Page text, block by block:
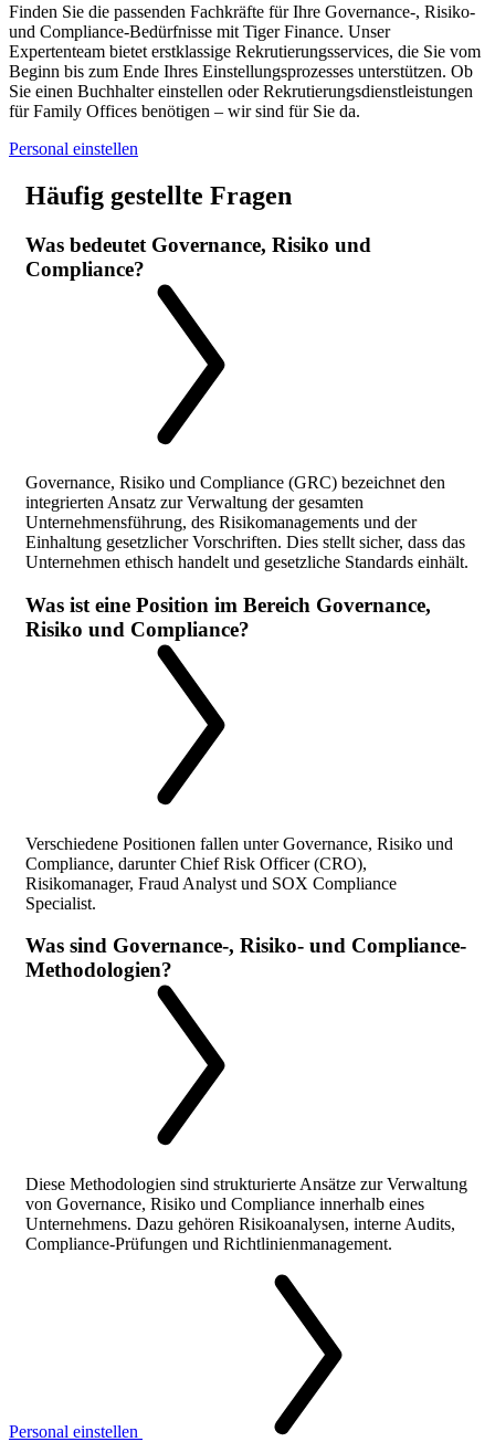
Finden Sie die passenden Fachkräfte für Ihre Governance-, Risiko-
und Compliance-Bedürfnisse mit Tiger Finance. Unser
Expertenteam bietet erstklassige Rekrutierungsservices, die Sie vom
Beginn bis zum Ende Ihres Einstellungsprozesses unterstützen. Ob
Sie einen Buchhalter einstellen oder Rekrutierungsdienstleistungen
für Family Offices benötigen – wir sind für Sie da.
Personal einstellen
Häufig gestellte Fragen
Was bedeutet Governance, Risiko und
Compliance?
Governance, Risiko und Compliance (GRC) bezeichnet den
integrierten Ansatz zur Verwaltung der gesamten
Unternehmensführung, des Risikomanagements und der
Einhaltung gesetzlicher Vorschriften. Dies stellt sicher, dass das
Unternehmen ethisch handelt und gesetzliche Standards einhält.
Was ist eine Position im Bereich Governance,
Risiko und Compliance?
Verschiedene Positionen fallen unter Governance, Risiko und
Compliance, darunter Chief Risk Officer (CRO),
Risikomanager, Fraud Analyst und SOX Compliance
Specialist.
Was sind Governance-, Risiko- und Compliance-
Methodologien?
Diese Methodologien sind strukturierte Ansätze zur Verwaltung
von Governance, Risiko und Compliance innerhalb eines
Unternehmens. Dazu gehören Risikoanalysen, interne Audits,
Compliance-Prüfungen und Richtlinienmanagement.
Personal einstellen